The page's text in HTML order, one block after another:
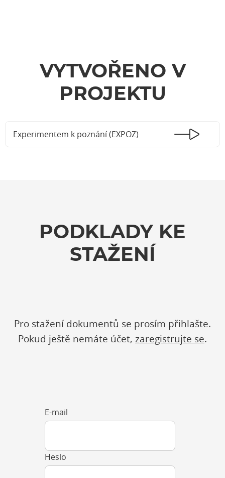
VYTVOŘENO V
PROJEKTU
Experimentem k poznání (EXPOZ)
PODKLADY KE
STAŽENÍ
Pro stažení dokumentů se prosím přihlašte.
Pokud ještě nemáte účet, zaregistrujte se.
E-mail
Heslo